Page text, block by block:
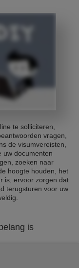
te solliciteren,
vragen,
de visumvereisten,
uw documenten
zoeken naar
hoogte houden, het
is, ervoor zorgen dat
terugsturen voor uw
is